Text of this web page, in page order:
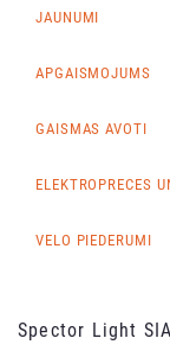
JAUNUMI
APGAISMOJUMS
GAISMAS AVOTI
ELEKTROPRECES
VELO PIEDERUMI
Spector Light SIA